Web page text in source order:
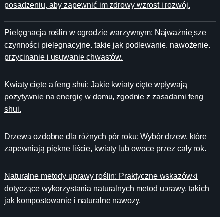
posadzeniu, aby zapewnić im zdrowy wzrost i rozwój.
Pielęgnacja roślin w ogrodzie warzywnym: Najważniejsze
czynności pielęgnacyjne, takie jak podlewanie, nawożenie,
przycinanie i usuwanie chwastów.
Kwiaty cięte a feng shui: Jakie kwiaty cięte wpływają
pozytywnie na energię w domu, zgodnie z zasadami feng
shui.
Drzewa ozdobne dla różnych pór roku: Wybór drzew, które
zapewniają piękne liście, kwiaty lub owoce przez cały rok.
Naturalne metody uprawy roślin: Praktyczne wskazówki
dotyczące wykorzystania naturalnych metod uprawy, takich
jak kompostowanie i naturalne nawozy.